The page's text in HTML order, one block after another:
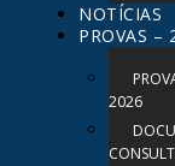
NOTÍCIAS
PROVAS –
2026